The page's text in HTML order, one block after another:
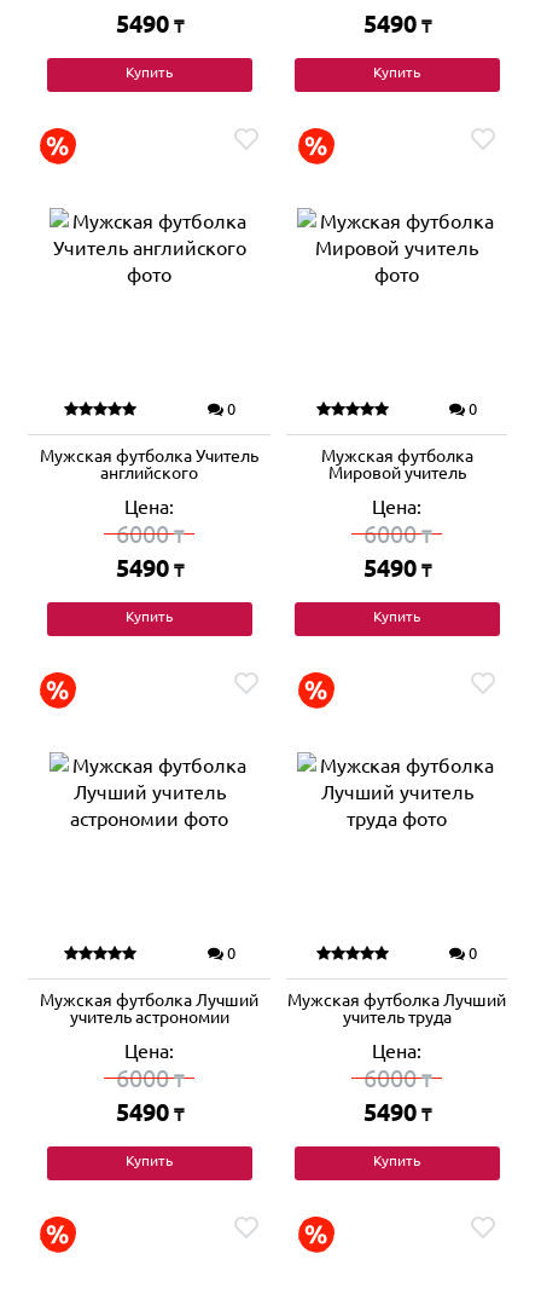
5490 ₸
Купить
5490 ₸
Купить
0
Мужская футболка Учитель
английского
Цена:
6000₸
5490 ₸
Купить
0
Мужская футболка
Мировой учитель
Цена:
6000₸
5490 ₸
Купить
0
Мужская футболка Лучший
учитель астрономии
Цена:
6000₸
5490 ₸
Купить
0
Мужская футболка Лучший
учитель труда
Цена:
6000₸
5490 ₸
Купить